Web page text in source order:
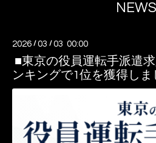
NEWS
2026 /03 /03 00:00
■東京の役員運転手派遣
ンキングで1位を獲得しま